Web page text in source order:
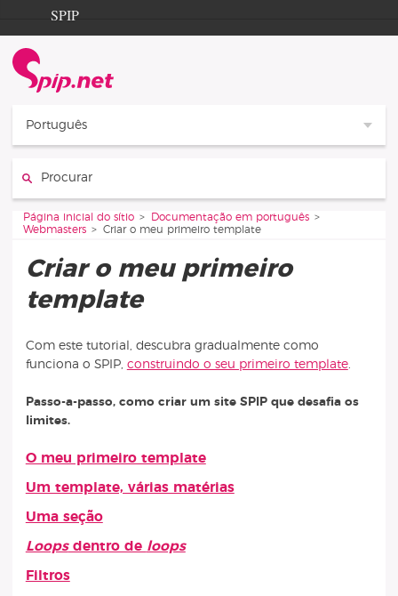
Aller au contenu
Aller à la navigation
SPIP
Documentation
Contribution
Português
Vous êtes ici :
Página inicial do sítio
Documentação em português
Webmasters
Criar o meu primeiro template
Criar o meu primeiro
template
Com este tutorial, descubra gradualmente como
funciona o SPIP, construindo o seu primeiro template.
Passo-a-passo, como criar um site SPIP que desafia os
limites.
Artigos desta rubrica
O meu primeiro template
Um template, várias matérias
Uma seção
Loopsdentro de loops
Filtros